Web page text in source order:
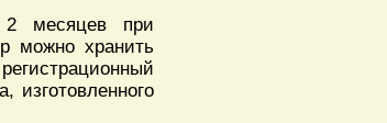
2 месяцев при
можно хранить
изготовленного